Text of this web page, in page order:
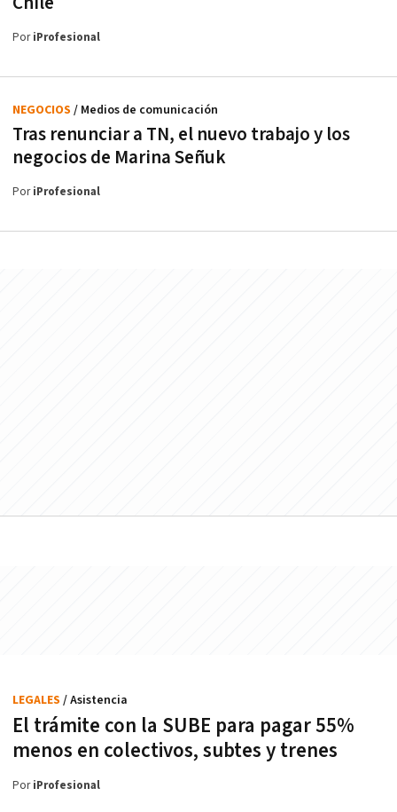
PoriProfesional
Tras renunciar a TN, el nuevo trabajo y los
negocios de Marina Señuk
NEGOCIOS / Medios de comunicación
PoriProfesional
El trámite con la SUBE para pagar 55%
menos en colectivos, subtes y trenes
LEGALES / Asistencia
PoriProfesional